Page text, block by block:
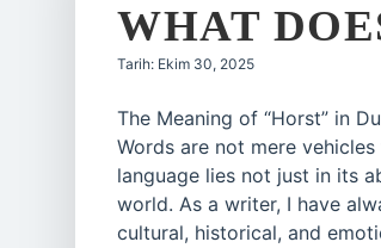
WHAT
Tarih: Ekim 30, 2025
The Meaning of “Horst” in
Words are not mere
language lies not just in its
world. As a writer, I have
cultural, historical, and